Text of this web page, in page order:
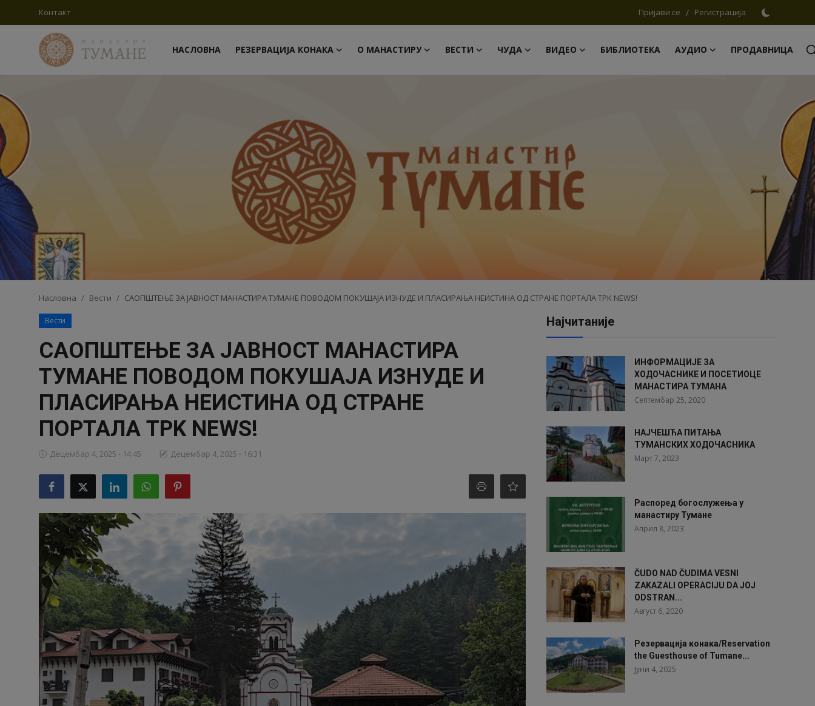
Контакт Пријави се / Регистрација
НАСЛОВНА РЕЗЕРВАЦИЈА КОНАКА О МАНАСТИРУ ВЕСТИ ЧУДА ВИДЕО БИБЛИОТЕКА АУДИО
ПРОДАВНИЦА
Пријави
Насловна
Контакт
Резервација конака
О манастиру
Вести
Чуда
Библиотека
Продавница
Насловна Вести САОПШТЕЊЕ ЗА ЈАВНОСТ МАНАСТИРА ТУМАНЕ ПОВОДОМ ПОКУШАЈА ИЗНУДЕ И ПЛАСИРАЊА НЕИСТИНА ОД СТРАНЕ ПОРТАЛА TPK NEWS!
Вести
САОПШТЕЊЕ ЗА ЈАВНОСТ МАНАСТИРА
ТУМАНЕ ПОВОДОМ ПОКУШАЈА ИЗНУДЕ И
ПЛАСИРАЊА НЕИСТИНА ОД СТРАНЕ
ПОРТАЛА TPK NEWS!
Децембар 4, 2025 - 14:45 Децембар 4, 2025 - 16:31
Најчитаније
ИНФОРМАЦИЈЕ ЗА
ХОДОЧАСНИКЕ И ПОСЕТИОЦЕ
МАНАСТИРА ТУМАНА
Септембар 25, 2020
НАЈЧЕШЋА ПИТАЊА
ТУМАНСКИХ ХОДОЧАСНИКА
Март 7, 2023
Распоред богослужења у
манастиру Тумане
Април 8, 2023
ČUDO NAD ČUDIMA VESNI
ZAKAZALI OPERACIJU DA JOJ
ODSTRAN...
Август 6, 2020
Резервација конака/Reservation
the Guesthouse of Tumane...
Јуни 4, 2025